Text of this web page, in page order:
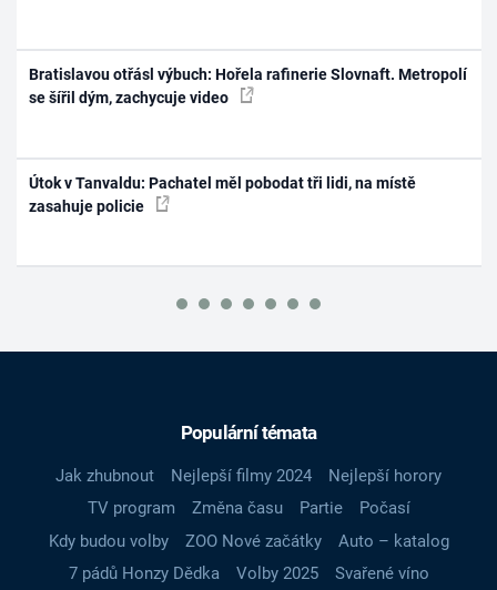
Bratislavou otřásl výbuch: Hořela rafinerie Slovnaft. Metropolí
se šířil dým, zachycuje video
Útok v Tanvaldu: Pachatel měl pobodat tři lidi, na místě
zasahuje policie
Populární témata
Jak zhubnout Nejlepší filmy 2024
Nejlepší horory
TV program
Změna času Partie
Počasí
Kdy budou volby
ZOO Nové začátky
Auto – katalog
7 pádů Honzy Dědka
Volby 2025
Svařené víno